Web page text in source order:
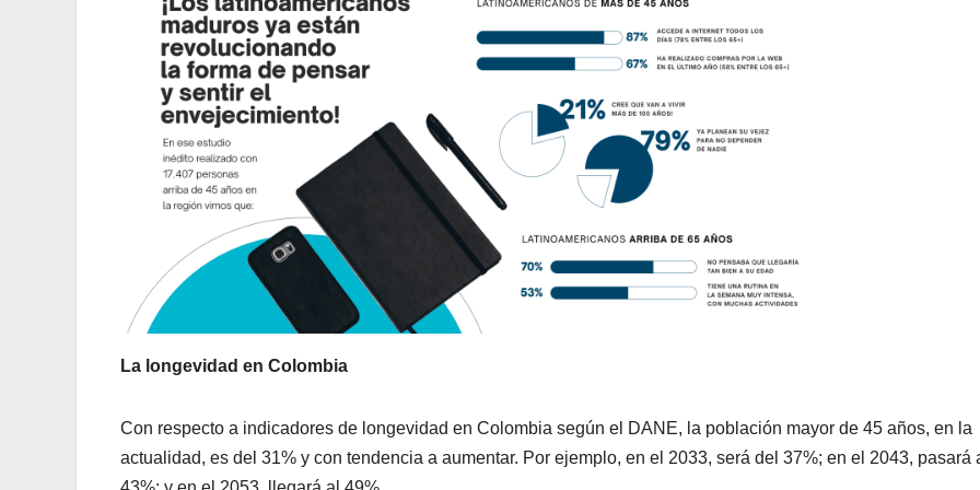
La longevidad en Colombia
Con respecto a indicadores de longevidad en Colombia según el DANE, la población mayor de 45 años, en la
actualidad, es del 31% y con tendencia a aumentar. Por ejemplo, en el 2033, será del 37%; en el 2043, pasará